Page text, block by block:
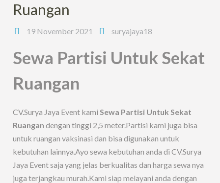
Ruangan
19 November 2021 suryajaya18
Sewa Partisi Untuk Sekat
Ruangan
CV.Surya Jaya Event kamiSewa Partisi Untuk Sekat
Ruangan dengan tinggi 2,5 meter.Partisi kami juga bisa
untuk ruangan vaksinasi dan bisa digunakan untuk
kebutuhan lainnya.Ayo sewa kebutuhan anda di CV.Surya
Jaya Event saja yang jelas berkualitas dan harga sewa nya
juga terjangkau murah.Kami siap melayani anda dengan